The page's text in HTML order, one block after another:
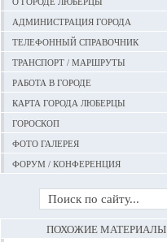
Администрация города
Телефонный справочник
Транспорт / маршруты
Работа в городе
Карта города Люберцы
Гороскоп
Фото галерея
Форум / конференция
ПОХОЖИЕ МАТЕРИАЛЫ